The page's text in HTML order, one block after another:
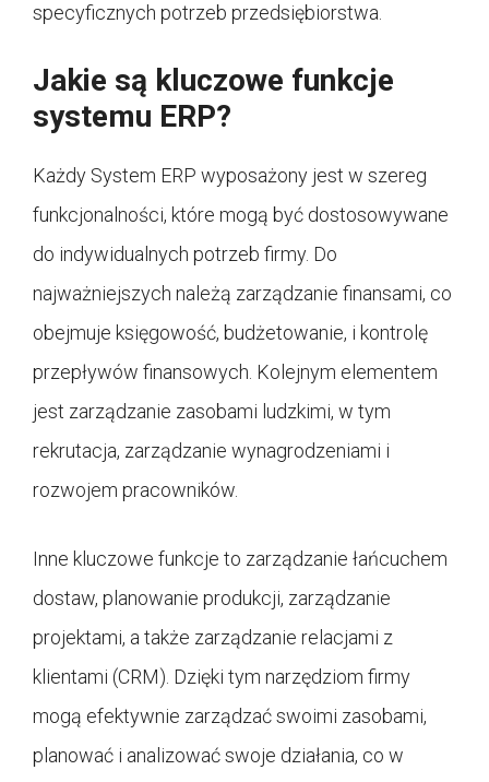
specyficznych potrzeb przedsiębiorstwa.
Jakie są kluczowe funkcje
systemu ERP?
Każdy System ERP wyposażony jest w szereg
funkcjonalności, które mogą być dostosowywane
do indywidualnych potrzeb firmy. Do
najważniejszych należą zarządzanie finansami, co
obejmuje księgowość, budżetowanie, i kontrolę
przepływów finansowych. Kolejnym elementem
jest zarządzanie zasobami ludzkimi, w tym
rekrutacja, zarządzanie wynagrodzeniami i
rozwojem pracowników.
Inne kluczowe funkcje to zarządzanie łańcuchem
dostaw, planowanie produkcji, zarządzanie
projektami, a także zarządzanie relacjami z
klientami (CRM). Dzięki tym narzędziom firmy
mogą efektywnie zarządzać swoimi zasobami,
planować i analizować swoje działania, co w